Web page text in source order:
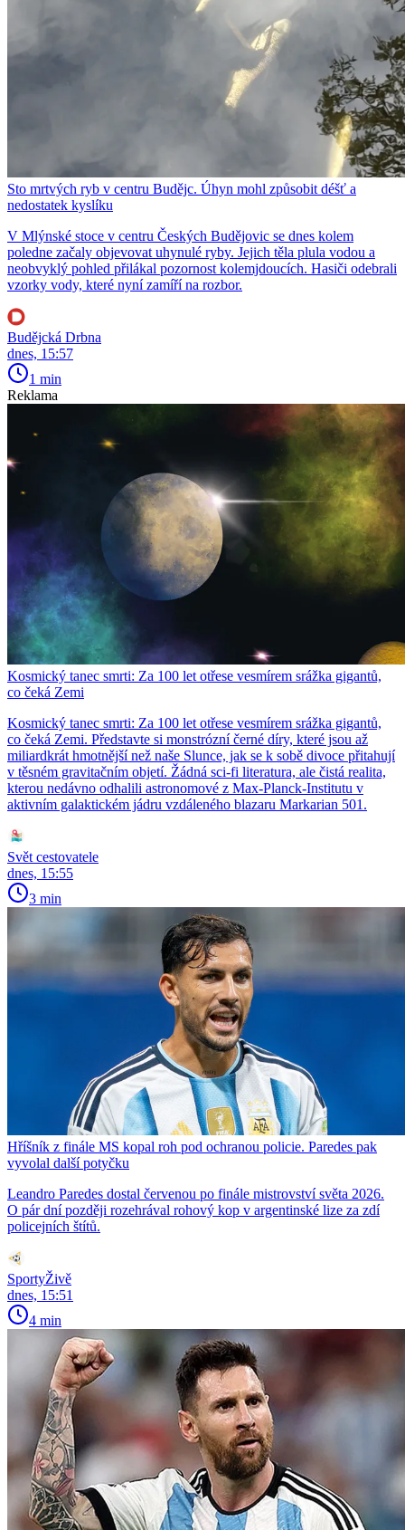
Sto mrtvých ryb v centru Budějc. Úhyn mohl způsobit déšť a
nedostatek kyslíku
V Mlýnské stoce v centru Českých Budějovic se dnes kolem
poledne začaly objevovat uhynulé ryby. Jejich těla plula vodou a
neobvyklý pohled přilákal pozornost kolemjdoucích. Hasiči odebrali
vzorky vody, které nyní zamíří na rozbor.
Budějcká Drbna
dnes, 15:57
1 min
Reklama
Kosmický tanec smrti: Za 100 let otřese vesmírem srážka gigantů,
co čeká Zemi
Kosmický tanec smrti: Za 100 let otřese vesmírem srážka gigantů,
co čeká Zemi. Představte si monstrózní černé díry, které jsou až
miliardkrát hmotnější než naše Slunce, jak se k sobě divoce přitahují
v těsném gravitačním objetí. Žádná sci-fi literatura, ale čistá realita,
kterou nedávno odhalili astronomové z Max-Planck-Institutu v
aktivním galaktickém jádru vzdáleného blazaru Markarian 501.
Svět cestovatele
dnes, 15:55
3 min
Hříšník z finále MS kopal roh pod ochranou policie. Paredes pak
vyvolal další potyčku
Leandro Paredes dostal červenou po finále mistrovství světa 2026.
O pár dní později rozehrával rohový kop v argentinské lize za zdí
policejních štítů.
SportyŽivě
dnes, 15:51
4 min